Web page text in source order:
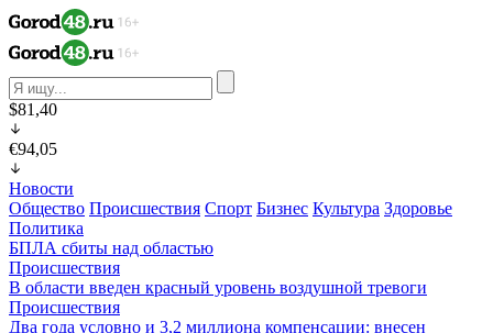
$81,40
€94,05
Новости
Общество Происшествия Спорт Бизнес Культура Здоровье
Политика
БПЛА сбиты над областью
Происшествия
В области введен красный уровень воздушной тревоги
Происшествия
Два года условно и 3,2 миллиона компенсации: внесен